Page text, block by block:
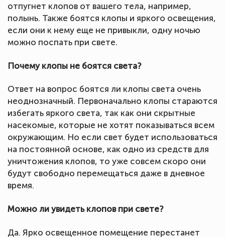
отпугнет клопов от вашего тела, например,
полынь. Также боятся клопы и яркого освещения,
если они к нему еще не привыкли, одну ночью
можно поспать при свете.
Почему клопы не боятся света?
Ответ на вопрос боятся ли клопы света очень
неоднозначный. Первоначально клопы стараются
избегать яркого света, так как они скрытные
насекомые, которые не хотят показываться всем
окружающим. Но если свет будет использоваться
на постоянной основе, как одно из средств для
уничтожения клопов, то уже совсем скоро они
будут свободно перемещаться даже в дневное
время.
Можно ли увидеть клопов при свете?
Да. Ярко освещенное помещение перестанет